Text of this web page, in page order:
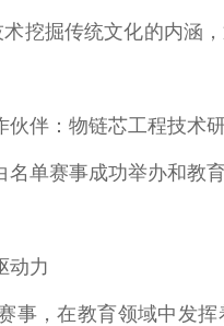
挖掘传统文化的内涵
伴：物链芯工程技术
单赛事成功举办和教
动力
事，在教育领域中发